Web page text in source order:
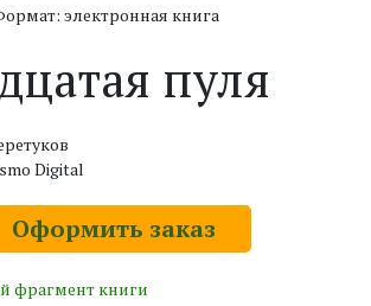
электронная книга
пуля
Digital
Оформить заказ
фрагмент книги